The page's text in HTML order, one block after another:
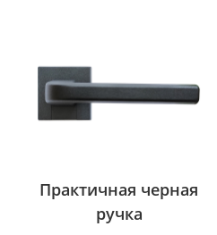
Практичная черная
ручка